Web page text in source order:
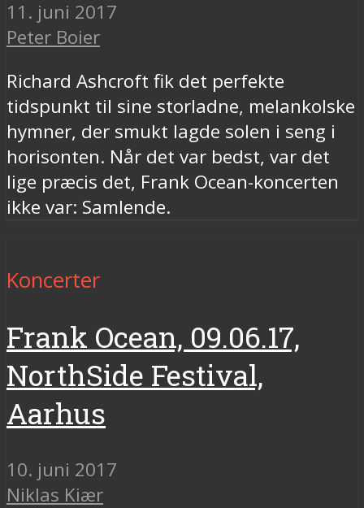
11. juni 2017
Peter Boier
Richard Ashcroft fik det perfekte
tidspunkt til sine storladne, melankolske
hymner, der smukt lagde solen i seng i
horisonten. Når det var bedst, var det
lige præcis det, Frank Ocean-koncerten
ikke var: Samlende.
Koncerter
Frank Ocean, 09.06.17,
NorthSide Festival,
Aarhus
10. juni 2017
Niklas Kiær